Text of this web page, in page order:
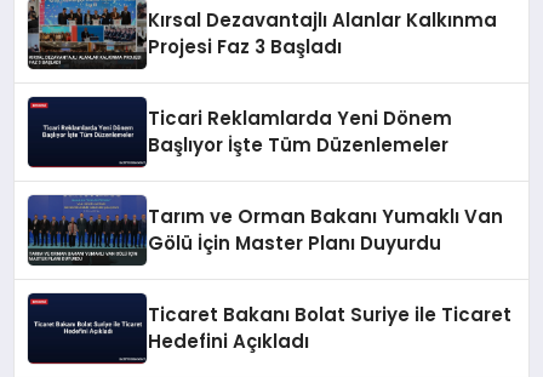
Kırsal Dezavantajlı Alanlar Kalkınma
Projesi Faz 3 Başladı
Ticari Reklamlarda Yeni Dönem
Başlıyor İşte Tüm Düzenlemeler
Tarım ve Orman Bakanı Yumaklı Van
Gölü İçin Master Planı Duyurdu
Ticaret Bakanı Bolat Suriye ile Ticaret
Hedefini Açıkladı